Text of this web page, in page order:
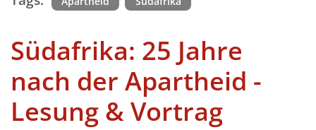
Südafrika: 25 Jahre
nach der Apartheid -
Lesung & Vortrag